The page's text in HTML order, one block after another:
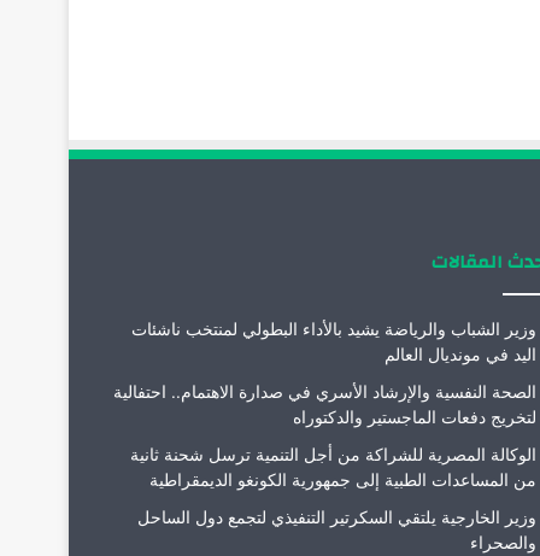
المقالات
وزير الشباب والرياضة يشيد بالأداء البطولي لمنتخب ناشئات
اليد في مونديال العالم
الصحة النفسية والإرشاد الأسري في صدارة الاهتمام.. احتفالية
لتخريج دفعات الماجستير والدكتوراه
الوكالة المصرية للشراكة من أجل التنمية ترسل شحنة ثانية
من المساعدات الطبية إلى جمهورية الكونغو الديمقراطية
وزير الخارجية يلتقي السكرتير التنفيذي لتجمع دول الساحل
والصحراء